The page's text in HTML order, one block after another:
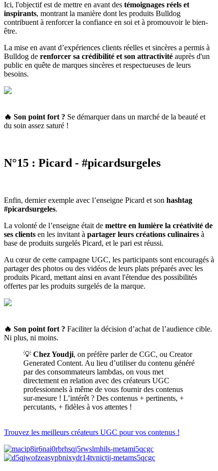
Ici, l'objectif est de mettre en avant des témoignages réels et
inspirants, montrant la manière dont les produits Bulldog
contribuent à renforcer la confiance en soi et à promouvoir le bien-
être.
La mise en avant d’expériences clients réelles et sincères a permis à
Bulldog de renforcer sa crédibilité et son attractivité auprès d'un
public en quête de marques sincères et respectueuses de leurs
besoins.
🔥 Son point fort ? Se démarquer dans un marché de la beauté et
du soin assez saturé !
N°15 : Picard - #picardsurgeles
Enfin, dernier exemple avec l’enseigne Picard et son hashtag
#picardsurgeles.
La volonté de l’enseigne était de mettre en lumière la créativité de
ses clients en les invitant à partager leurs créations culinaires à
base de produits surgelés Picard, et le pari est réussi.
Au cœur de cette campagne UGC, les participants sont encouragés à
partager des photos ou des vidéos de leurs plats préparés avec les
produits Picard, mettant ainsi en avant l'étendue des possibilités
offertes par les produits surgelés de la marque.
🔥 Son point fort ? Faciliter la décision d’achat de l’audience cible.
Ni plus, ni moins.
💡 Chez Youdji, on préfère parler de CGC, ou Creator
Generated Content. Au lieu d’utiliser du contenu généré
par des consommateurs lambdas, on vous met
directement en relation avec des créateurs UGC
professionnels à même de vous fournir des contenus
sur-mesure ! L’intérêt ? Des contenus + pertinents, +
percutants, + fidèles à vos attentes !
Trouvez les meilleurs créateurs UGC pour vos contenus !